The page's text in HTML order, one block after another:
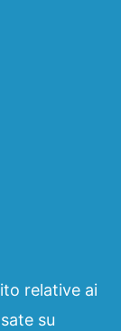
relative ai
su